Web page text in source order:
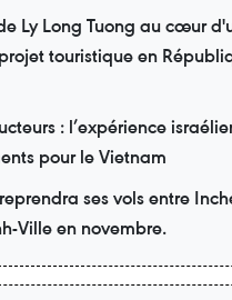
Ly Long Tuong au cœur
touristique en
: l’expérience
pour le Vietnam
ses vols entre
Ville en novembre.